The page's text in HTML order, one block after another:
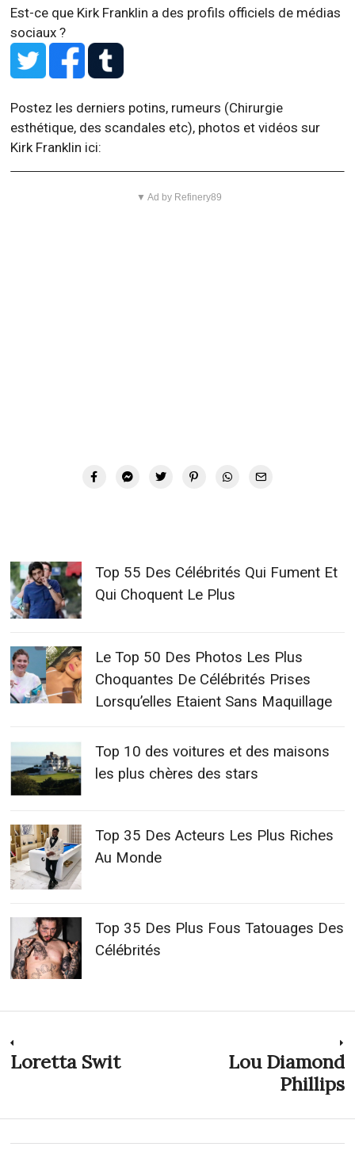
Est-ce que Kirk Franklin a des profils officiels de médias
sociaux ?
Postez les derniers potins, rumeurs (Chirurgie
esthétique, des scandales etc), photos et vidéos sur
Kirk Franklin ici:
▼ Ad by Refinery89
Top 55 Des Célébrités Qui Fument Et
Qui Choquent Le Plus
Le Top 50 Des Photos Les Plus
Choquantes De Célébrités Prises
Lorsqu’elles Etaient Sans Maquillage
Top 10 des voitures et des maisons
les plus chères des stars
Top 35 Des Acteurs Les Plus Riches
Au Monde
Top 35 Des Plus Fous Tatouages Des
Célébrités
Navigation
l’article
Previous
Loretta Swit
Lou Diamond
Phillips